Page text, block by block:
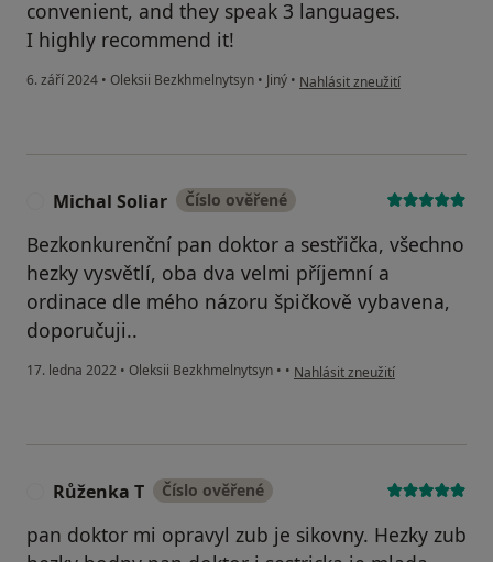
convenient, and they speak 3 languages.
I highly recommend it!
6. září 2024 • Oleksii Bezkhmelnytsyn • Jiný • podle názoru uživatele Irina
Nahlásit zneužití
Michal Soliar Číslo ověřené
Bezkonkurenční pan doktor a sestřička, všechno
hezky vysvětlí, oba dva velmi příjemní a
ordinace dle mého názoru špičkově vybavena,
doporučuji..
17. ledna 2022 • Oleksii Bezkhmelnytsyn • • podle názoru uživatele Michal
Nahlásit zneužití
Růženka T Číslo ověřené
pan doktor mi opravyl zub je sikovny. Hezky zub